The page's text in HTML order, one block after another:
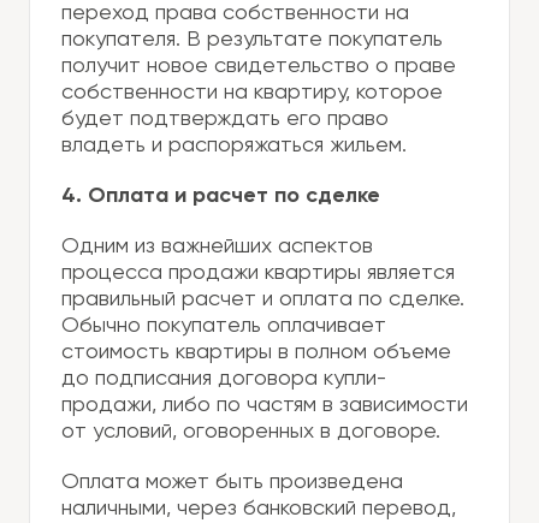
переход права собственности на
покупателя. В результате покупатель
получит новое свидетельство о праве
собственности на квартиру, которое
будет подтверждать его право
владеть и распоряжаться жильем.
4. Оплата и расчет по сделке
Одним из важнейших аспектов
процесса продажи квартиры является
правильный расчет и оплата по сделке.
Обычно покупатель оплачивает
стоимость квартиры в полном объеме
до подписания договора купли-
продажи, либо по частям в зависимости
от условий, оговоренных в договоре.
Оплата может быть произведена
наличными, через банковский перевод,